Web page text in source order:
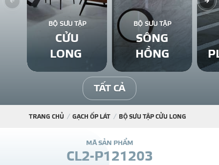
GẠCH ỐP LÁT
BÊ TÔNG KHÍ
NGÓI LỢP
KÊNH PHÂN
BỘ SƯU TẬP
CỬU
LONG
BỘ SƯU TẬP
SÔNG
HỒNG
TẤT CẢ
TRANG CHỦ GẠCH ỐP LÁT BỘ SƯU TẬP CỬU LONG
MÃ SẢN PHẨM
CL2-P121203